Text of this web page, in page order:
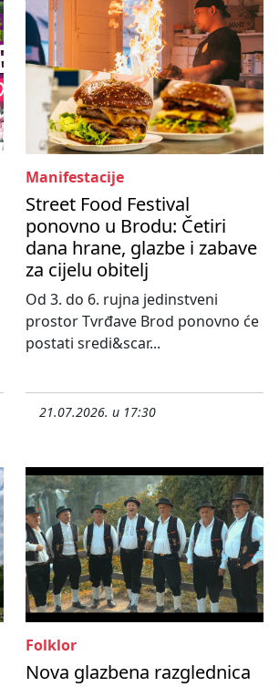
Manifestacije
Street Food Festival
ponovno u Brodu: Četiri
dana hrane, glazbe i zabave
za cijelu obitelj
Od 3. do 6. rujna jedinstveni
prostor Tvrđave Brod ponovno će
postati sredi&scar...
21.07.2026. u 17:30
Folklor
Nova glazbena razglednica